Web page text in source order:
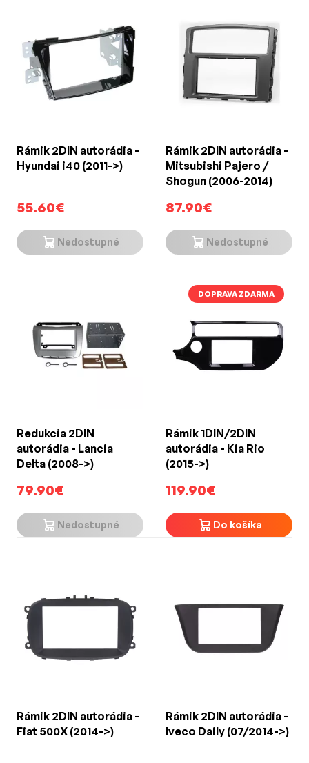
moderné 1DIN alebo 2DIN zariadenie.
Elegantný vzhľad: Naše rámiky nielenže zabezpečia
optimálne lícovanie, ale dodajú aj interiéru Vášho vozidla
elegantný a profesionálny vzhľad.
Rámik 2DIN autorádia -
Hyundai i40 (2011->)
55.60€
Nedostupné
Rámik 2DIN autorádia -
Mitsubishi Pajero /
Shogun (2006-2014)
87.90€
Nedostupné
Redukcia 2DIN
autorádia - Lancia
Delta (2008->)
79.90€
Nedostupné
DOPRAVA ZDARMA
Rámik 1DIN/2DIN
autorádia - Kia Rio
(2015->)
119.90€
Do košíka
Rámik 2DIN autorádia -
Fiat 500X (2014->)
Rámik 2DIN autorádia -
Iveco Daily (07/2014->)